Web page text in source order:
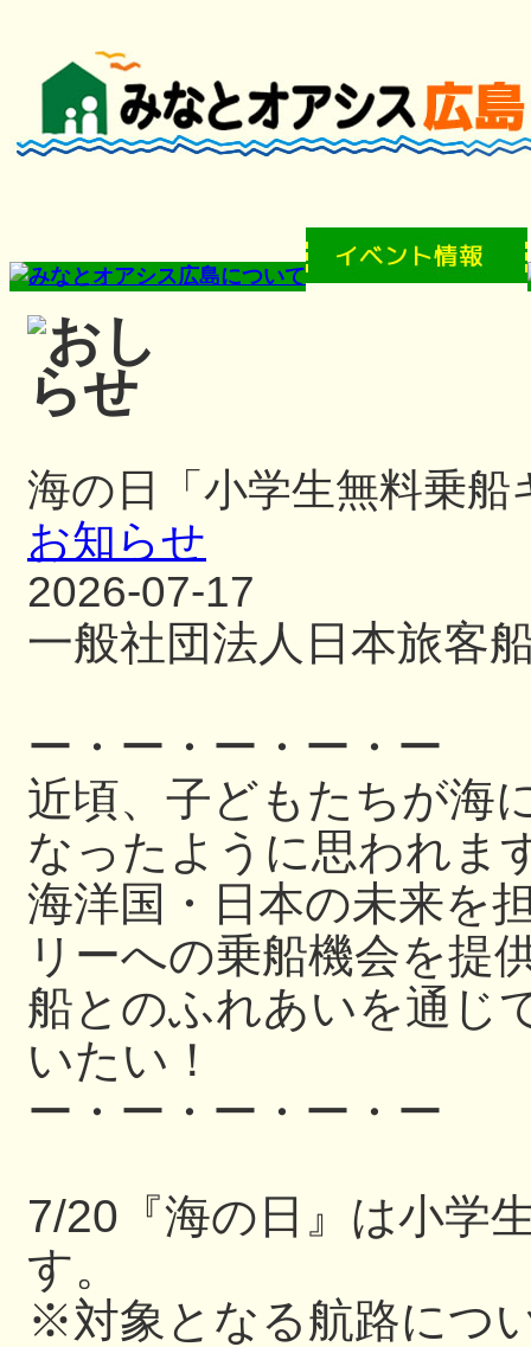
海の日「小学生無料乗船
お知らせ
2026-07-17
一般社団法人日本旅客
ー・ー・ー・ー・ー
近頃、子どもたちが海
なったように思われま
海洋国・日本の未来を
リーへの乗船機会を提
船とのふれあいを通じ
いたい！
ー・ー・ー・ー・ー
7/20『海の日』は小学
す。
※対象となる航路につ